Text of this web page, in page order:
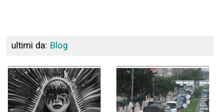
ultimi da: Blog